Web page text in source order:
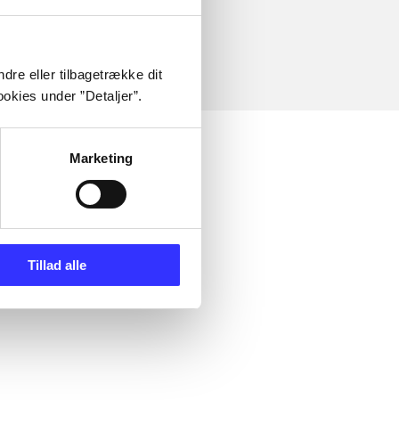
eller tilbagetrække dit
under ”Detaljer”.
Marketing
Tillad alle